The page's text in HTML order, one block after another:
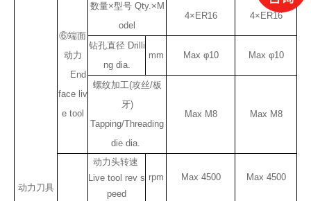
动力刀具
⑥端面
动力
End
face liv
e tool
数量×型号 Qty.×M
odel
4×ER16 4×ER16
钻孔直径 Drilli
ng dia.
mm Max φ10 Max φ10
螺纹加工(攻丝/板
牙)
Tapping/Threading
die dia.
Max M8 Max M8
动力头转速
Live tool rev s
peed
rpm Max 4500 Max 4500